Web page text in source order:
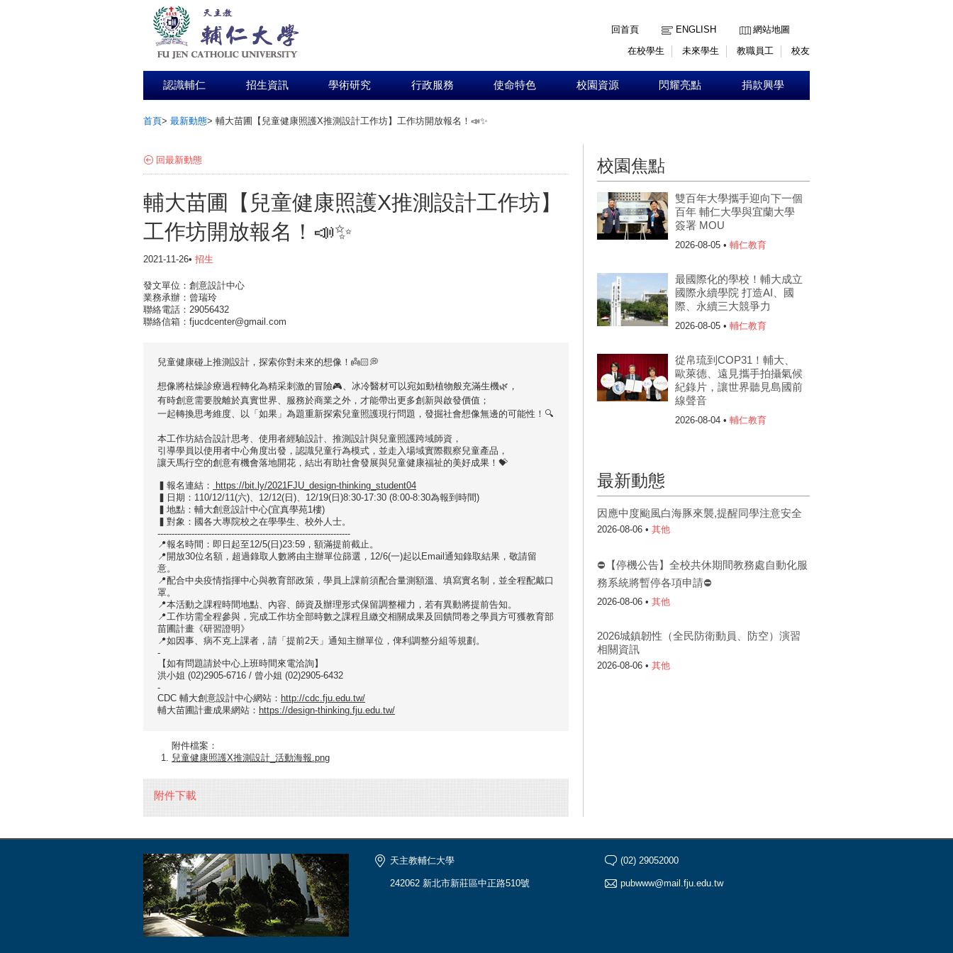
回首頁
ENGLISH
網站地圖
在校學生
未來學生 教職員工 校友
認識輔仁 招生資訊 學術研究 行政服務 使命特色 校園資源 閃耀亮點 捐款興學
首頁> 最新動態> 輔大苗圃【兒童健康照護X推測設計工作坊】工作坊開放報名！📣✨
回最新動態
輔大苗圃【兒童健康照護X推測設計工作坊】
工作坊開放報名！📣✨
2021-11-26• 招生
發文單位：創意設計中心
業務承辦：曾瑞玲
聯絡電話：29056432
聯絡信箱：fjucdcenter@gmail.com
兒童健康碰上推測設計，探索你對未來的想像！ 👼🏻💭
想像將枯燥診療過程轉化為精采刺激的冒險🎮️、冰冷醫材可以宛如動植物般充滿生機🌿，
有時創意需要脫離於真實世界、服務於商業之外 ，才能帶出更多創新與啟發價值；
一起轉換思考維度、以 「如果」 為題重新探索兒童照護現行問題 ，發掘社會想像無邊的可能性 ！🔍️
本工作坊結合設計思考、使用者經驗設計、推測設計與兒童照護跨域師資，
引導學員以使用者中心角度出發，認識兒童行為模式，並走入場域實際觀察兒童產品，
讓天馬行空的創意有機會落地開花，結出有助社會發展與兒童健康福祉的美好成果！💝
▍報名連結：
https://bit.ly/2021FJU_design-thinking_student04
▍日期：110/12/11(六)、12/12(日)、12/19(日)8:30-17:30 (8:00-8:30為報到時間)
▍地點：輔大創意設計中心(宜真學苑1樓)
▍對象：國各大專院校之在學學生、校外人士。
--------------------------------------------------------------------
📍報名時間：即日起至12/5(日)23:59，額滿提前截止。
📍開放30位名額，超過錄取人數將由主辦單位篩選，12/6(一)起以Email通知錄取結果，敬請留
意。
📍配合中央疫情指揮中心與教育部政策，學員上課前須配合量測額溫、填寫實名制，並全程配戴口
罩。
📍本活動之課程時間地點、內容、師資及辦理形式保留調整權力，若有異動將提前告知。
📍工作坊需全程參與，完成工作坊全部時數之課程且繳交相關成果及回饋問卷之學員方可獲教育部
苗圃計畫《研習證明》
📍如因事、病不克上課者，請 「提前2天」 通知主辦單位，俾利調整分組等規劃。
-
【如有問題請於中心上班時間來電洽詢】
洪小姐 (02)2905-6716 / 曾小姐 (02)2905-6432
-
CDC 輔大創意設計中心網站： http://cdc.fju.edu.tw/
輔大苗圃計畫成果網站： https://design-thinking.fju.edu.tw/
附件檔案：
兒童健康照護X推測設計_活動海報.png
附件下載
校園焦點
雙百年大學攜手迎向下一個
百年 輔仁大學與宜蘭大學
簽署 MOU
2026-08-05 • 輔仁教育
最國際化的學校！輔大成立
國際永續學院 打造AI、國
際、永續三大競爭力
2026-08-05 • 輔仁教育
從帛琉到COP31！輔大、
歐萊德、遠見攜手拍攝氣候
紀錄片，讓世界聽見島國前
線聲音
2026-08-04 • 輔仁教育
最新動態
因應中度颱風白海豚來襲,提醒同學注意安全
2026-08-06 • 其他
⛔【停機公告】全校共休期間教務處自動化服
務系統將暫停各項申請⛔
2026-08-06 • 其他
2026城鎮韌性（全民防衛動員、防空）演習
相關資訊
2026-08-06 • 其他
天主教輔仁大學
242062 新北市新莊區中正路510號
(02) 29052000
pubwww@mail.fju.edu.tw